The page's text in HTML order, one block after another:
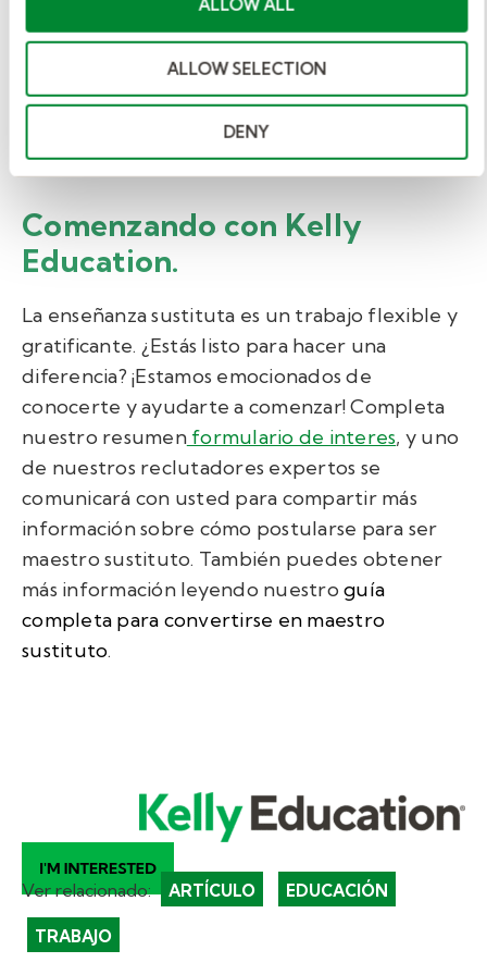
ALLOW ALL
ALLOW SELECTION
DENY
Educador Sustituto del Año, Rudolph Ervin
recibirá un bono de $5,000 de Kelly Education,
así como $1,500 donados en su nombre a Uplift
Grand Preparatory High School.
Comenzando con Kelly
Education.
La enseñanza sustituta es un trabajo flexible y
gratificante. ¿Estás listo para hacer una
diferencia? ¡Estamos emocionados de
conocerte y ayudarte a comenzar!Completa
nuestro resumenformulario de interes, y uno
de nuestros reclutadores expertos se
comunicará con usted para compartir más
información sobre cómo postularse para ser
maestro sustituto. También puedes obtener
más información leyendo nuestro guía
completa para convertirse en maestro
sustituto.
Ver relacionado: ARTÍCULO EDUCACIÓN
TRABAJO